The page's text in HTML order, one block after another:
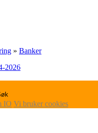
» Banker
2026
IO Vi bruker cookies